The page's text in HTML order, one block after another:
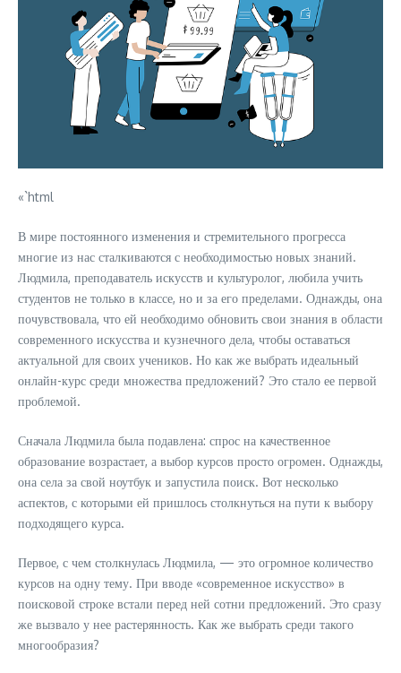
«`html
В мире постоянного изменения и стремительного прогресса
многие из нас сталкиваются с необходимостью новых знаний.
Людмила, преподаватель искусств и культуролог, любила учить
студентов не только в классе, но и за его пределами. Однажды, она
почувствовала, что ей необходимо обновить свои знания в области
современного искусства и кузнечного дела, чтобы оставаться
актуальной для своих учеников. Но как же выбрать идеальный
онлайн-курс среди множества предложений? Это стало ее первой
проблемой.
Сначала Людмила была подавлена: спрос на качественное
образование возрастает, а выбор курсов просто огромен. Однажды,
она села за свой ноутбук и запустила поиск. Вот несколько
аспектов, с которыми ей пришлось столкнуться на пути к выбору
подходящего курса.
Первое, с чем столкнулась Людмила, — это огромное количество
курсов на одну тему. При вводе «современное искусство» в
поисковой строке встали перед ней сотни предложений. Это сразу
же вызвало у нее растерянность. Как же выбрать среди такого
многообразия?